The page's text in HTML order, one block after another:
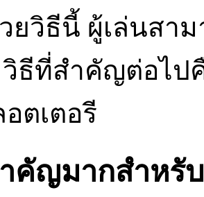
ยวิธีนี้ ผู้เล่นสา
วิธีที่สำคัญต่อไ
ตเตอรี
คัญมากสำหรั